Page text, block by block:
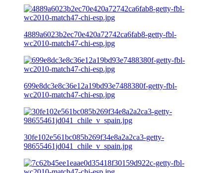
4889a6023b2ec70e420a72742ca6fab8-getty-fbl-
wc2010-match47-chi-esp.jpg
699e8dc3e8c36e12a19bd93e7488380f-getty-fbl-
wc2010-match47-chi-esp.jpg
30fe102e561bc085b269f34e8a2a2ca3-getty-
98655461jd041_chile_v_spain.jpg